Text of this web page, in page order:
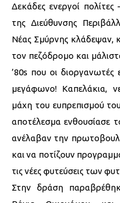
Δεκάδες ενεργοί
της Διεύθυνσης
Νέας Σμύρνης κλάδεψαν,
τον πεζόδρομο και
’80s που οι διοργανωτές
μεγάφωνο! Καπελάκια,
μάχη του ευπρεπισμού
αποτέλεσμα ενθουσίασε
ανέλαβαν την
και να ποτίζουν
τις νέες φυτεύσεις των
Στην δράση